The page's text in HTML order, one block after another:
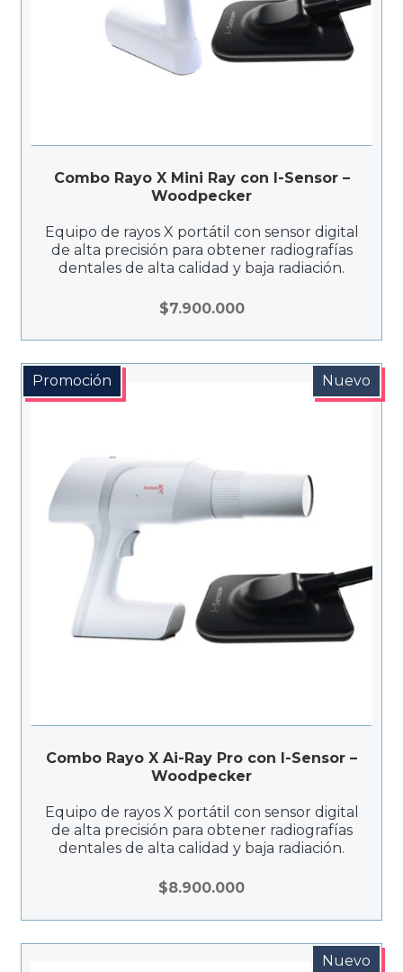
Combo Rayo X Mini Ray con I-Sensor –
Woodpecker
Equipo de rayos X portátil con sensor digital
de alta precisión para obtener radiografías
dentales de alta calidad y baja radiación.
$7.900.000
Nuevo
Promoción
Combo Rayo X Ai-Ray Pro con I-Sensor –
Woodpecker
Equipo de rayos X portátil con sensor digital
de alta precisión para obtener radiografías
dentales de alta calidad y baja radiación.
$8.900.000
Nuevo